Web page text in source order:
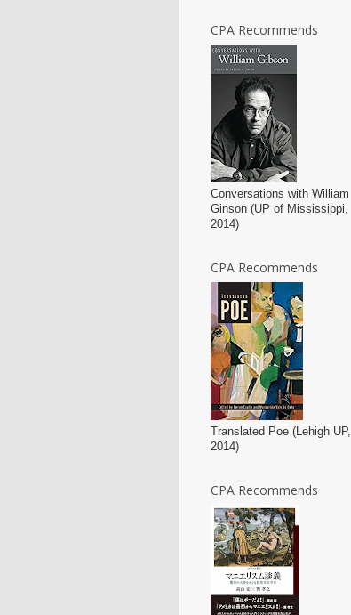
CPA Recommends
Conversations with William
Ginson (UP of Mississippi,
2014)
CPA Recommends
Translated Poe (Lehigh UP,
2014)
CPA Recommends